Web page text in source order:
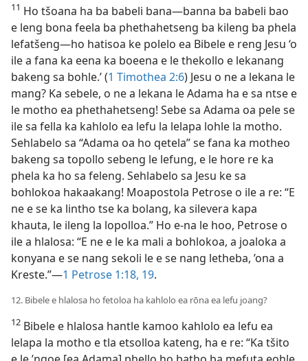
11 Ho tšoana ha ba babeli bana—banna ba babeli bao
e leng bona feela ba phethahetseng ba kileng ba phela
lefatšeng—ho hatisoa ke polelo ea Bibele e reng Jesu ‘o
ile a fana ka eena ka boeena e le thekollo e lekanang
bakeng sa bohle.’ (1 Timothea 2:6) Jesu o ne a lekana le
mang? Ka sebele, o ne a lekana le Adama ha e sa ntse e
le motho ea phethahetseng! Sebe sa Adama oa pele se
ile sa fella ka kahlolo ea lefu la lelapa lohle la motho.
Sehlabelo sa “Adama oa ho qetela” se fana ka motheo
bakeng sa topollo sebeng le lefung, e le hore re ka
phela ka ho sa feleng. Sehlabelo sa Jesu ke sa
bohlokoa hakaakang! Moapostola Petrose o ile a re: “E
ne e se ka lintho tse ka bolang, ka silevera kapa
khauta, le ileng la lopolloa.” Ho e-na le hoo, Petrose o
ile a hlalosa: “E ne e le ka mali a bohlokoa, a joaloka a
konyana e se nang sekoli le e se nang letheba, ’ona a
Kreste.”—1 Petrose 1:18, 19.
12. Bibele e hlalosa ho fetoloa ha kahlolo ea rōna ea lefu joang?
12 Bibele e hlalosa hantle kamoo kahlolo ea lefu ea
lelapa la motho e tla etsolloa kateng, ha e re: “Ka tšito